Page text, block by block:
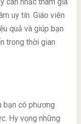
uy tín. Giáo viên
quả và giúp bạn
trong thời gian
bạn có phương
Hy vọng những